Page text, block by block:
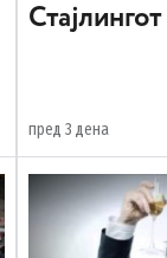
пред 3 дена